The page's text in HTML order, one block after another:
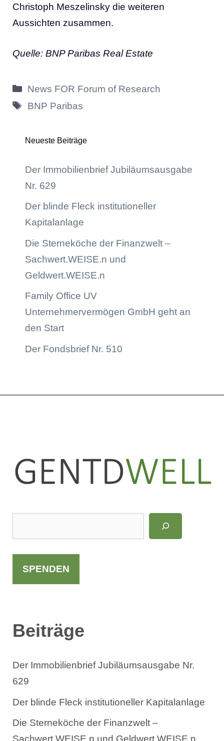
Christoph Meszelinsky die weiteren
Aussichten zusammen.
Quelle: BNP Paribas Real Estate
Kategorien
News FOR Forum of Research
Schlagwörter
BNP Paribas
Neueste Beiträge
Der Immobilienbrief Jubiläumsausgabe
Nr. 629
Der blinde Fleck institutioneller
Kapitalanlage
Die Sterneköche der Finanzwelt –
Sachwert.WEISE.n und
Geldwert.WEISE.n
Family Office UV
Unternehmervermögen GmbH geht an
den Start
Der Fondsbrief Nr. 510
u
c
e
SPENDEN
Beiträge
Der Immobilienbrief Jubiläumsausgabe Nr.
629
Der blinde Fleck institutioneller Kapitalanlage
Die Sterneköche der Finanzwelt –
Sachwert.WEISE.n und Geldwert.WEISE.n